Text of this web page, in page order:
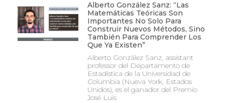
Alberto González Sanz: “Las
Matemáticas Teóricas Son
Importantes No Solo Para
Construir Nuevos Métodos, Sino
También Para Comprender Los
Que Ya Existen”
Alberto González Sanz, assistant
professor del Departamento de
Estadística de la Universidad de
Columbia (Nueva York, Estados
Unidos), es el ganador del Premio
José Luis